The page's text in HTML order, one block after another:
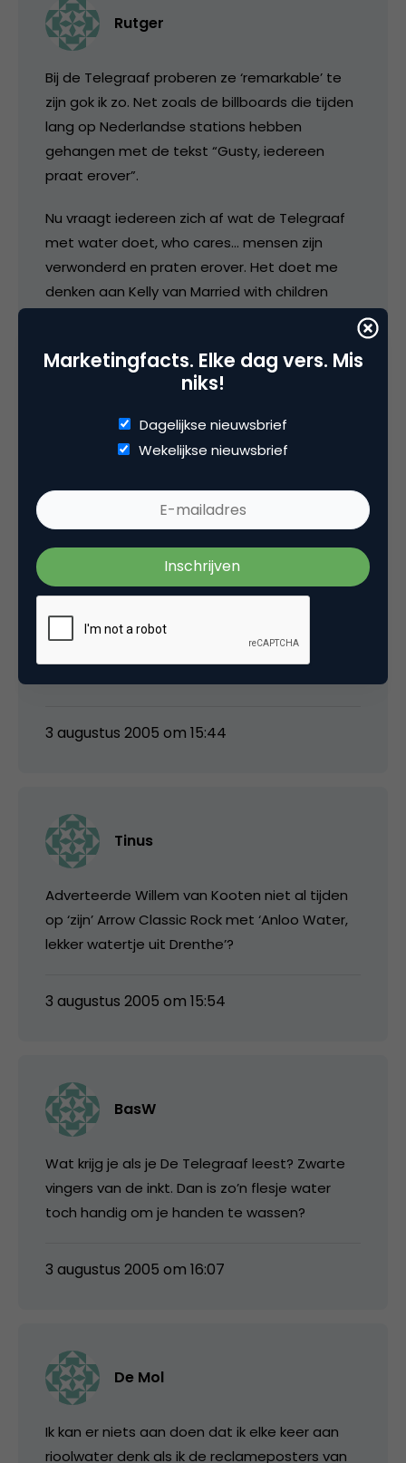
Rutger
Bij de Telegraaf proberen ze ‘remarkable’ te
zijn gok ik zo. Net zoals de billboards die tijden
lang op Nederlandse stations hebben
gehangen met de tekst “Gusty, iedereen
praat erover”.
Nu vraagt iedereen zich af wat de Telegraaf
met water doet, who cares… mensen zijn
verwonderd en praten erover. Het doet me
denken aan Kelly van Married with children
hendrick
Is dit niet gewoon een stunt van Willem van
Kooten die op deze manier slim ‘zijn’ water
De doelstelling van Willem is duidelijk, ‘Binnen
3 augustus 2005 om 15:44
Tinus
Adverteerde Willem van Kooten niet al tijden
op ‘zijn’ Arrow Classic Rock met ‘Anloo Water,
lekker watertje uit Drenthe’?
3 augustus 2005 om 15:54
BasW
Wat krijg je als je De Telegraaf leest? Zwarte
vingers van de inkt. Dan is zo’n flesje water
toch handig om je handen te wassen?
3 augustus 2005 om 16:07
De Mol
Ik kan er niets aan doen dat ik elke keer aan
rioolwater denk als ik de reclameposters van
Marketingfacts. Elke dag vers. Mis
niks!
Dagelijkse nieuwsbrief
Wekelijkse nieuwsbrief